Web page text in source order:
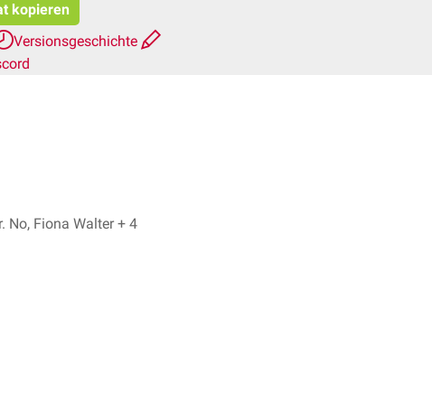
kopieren
Versionsgeschichte
Dr. No, Fiona Walter + 4